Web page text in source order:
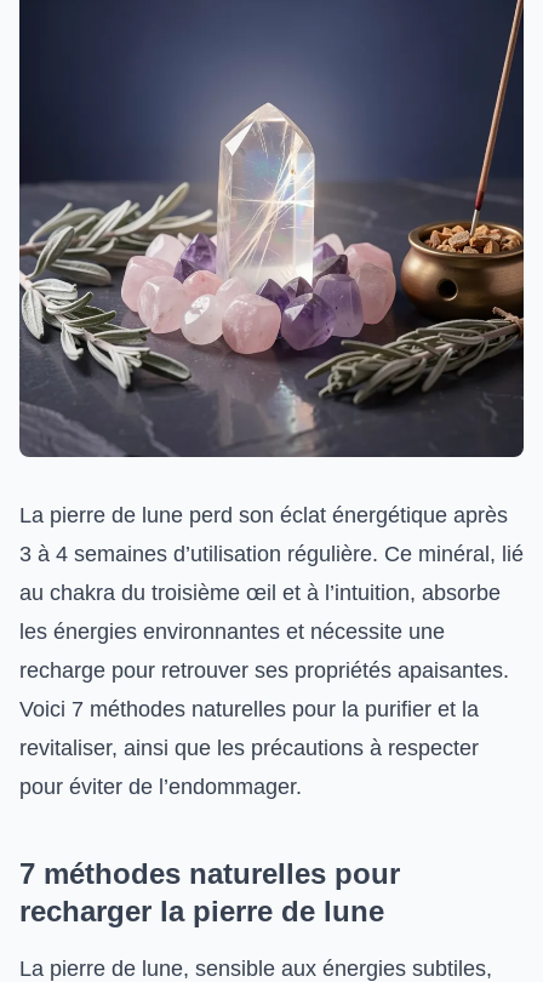
La pierre de lune perd son éclat énergétique après
3 à 4 semaines d’utilisation régulière. Ce minéral, lié
au chakra du troisième œil et à l’intuition, absorbe
les énergies environnantes et nécessite une
recharge pour retrouver ses propriétés apaisantes.
Voici 7 méthodes naturelles pour la purifier et la
revitaliser, ainsi que les précautions à respecter
pour éviter de l’endommager.
7 méthodes naturelles pour
recharger la pierre de lune
La pierre de lune, sensible aux énergies subtiles,